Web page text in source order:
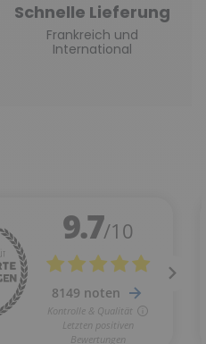
Schnelle Lieferung
Frankreich und
International